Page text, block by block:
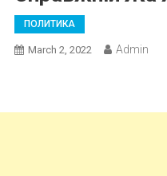
ПОЛИТИКА
March 2, 2022 Admin